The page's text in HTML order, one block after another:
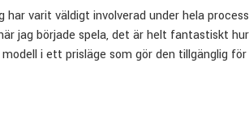
varit väldigt involverad under hela
jag började spela, det är helt fantastiskt
i ett prisläge som gör den tillgänglig
av absoluta världsklass.
finish. Halsen är i mahogny med en